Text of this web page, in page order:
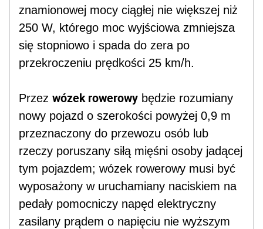
znamionowej mocy ciągłej nie większej niż
250 W, którego moc wyjściowa zmniejsza
się stopniowo i spada do zera po
przekroczeniu prędkości 25 km/h.
Przez wózek rowerowy będzie rozumiany
nowy pojazd o szerokości powyżej 0,9 m
przeznaczony do przewozu osób lub
rzeczy poruszany siłą mięśni osoby jadącej
tym pojazdem; wózek rowerowy musi być
wyposażony w uruchamiany naciskiem na
pedały pomocniczy napęd elektryczny
zasilany prądem o napięciu nie wyższym